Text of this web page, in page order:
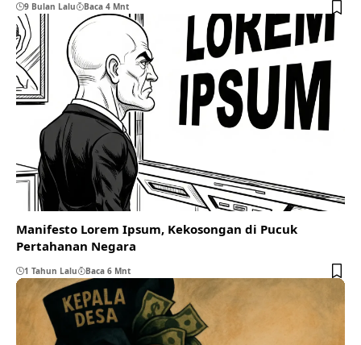
9 Bulan Lalu Baca 4 Mnt
Manifesto Lorem Ipsum, Kekosongan di Pucuk
Pertahanan Negara
1 Tahun Lalu Baca 6 Mnt